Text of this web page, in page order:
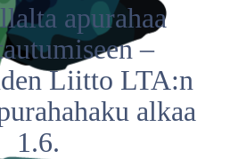
apurahaa
–
Liitto LTA:n
alkaa
1.6.